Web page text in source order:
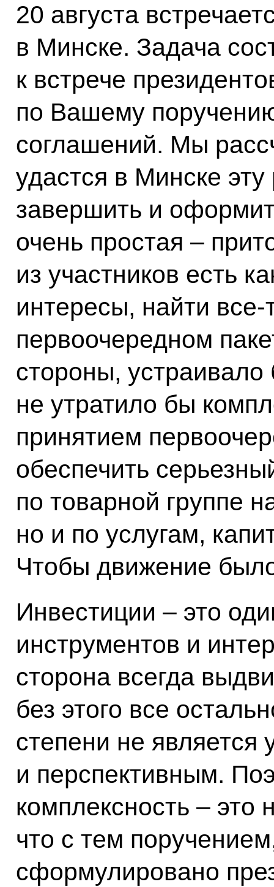
20 августа
в Минске. Задача
к встрече
по Вашему
соглашений. Мы
удастся в Минске эту
завершить и
очень простая –
из участников есть
интересы, найти
первоочередном
стороны, устраивало
не утратило бы
принятием
обеспечить
по товарной группе
но и по услугам,
Чтобы движение
Инвестиции – это
инструментов и
сторона всегда
без этого все
степени не является
и перспективным.
комплексность –
что с тем
сформулировано